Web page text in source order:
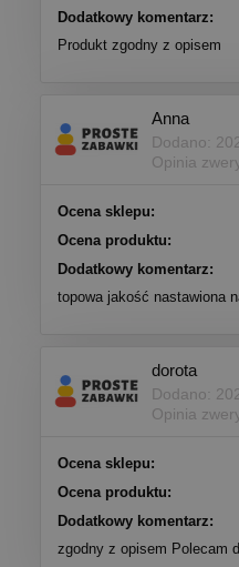
Dodatkowy komentarz:
Produkt zgodny z opisem
Anna
Dodano:
Opinia
Ocena sklepu:
Ocena produktu:
Dodatkowy komentarz:
topowa jakość nastawiona
dorota
Dodano:
Opinia
Ocena sklepu:
Ocena produktu:
Dodatkowy komentarz:
zgodny z opisem Polecam